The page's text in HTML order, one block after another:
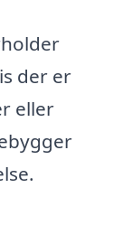
der er
eller